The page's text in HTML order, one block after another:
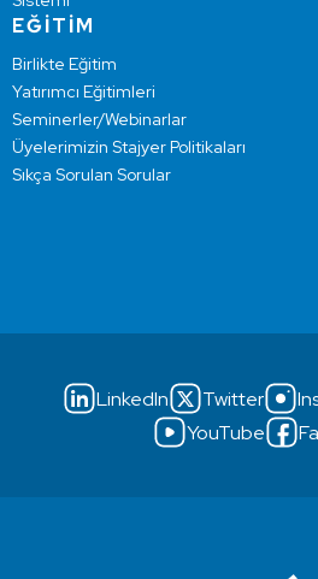
EĞİTİM
Birlikte Eğitim
Yatırımcı Eğitimleri
Seminerler/Webinarlar
Üyelerimizin Stajyer Politikaları
Sıkça Sorulan Sorular
LinkedIn Twitter
YouTube